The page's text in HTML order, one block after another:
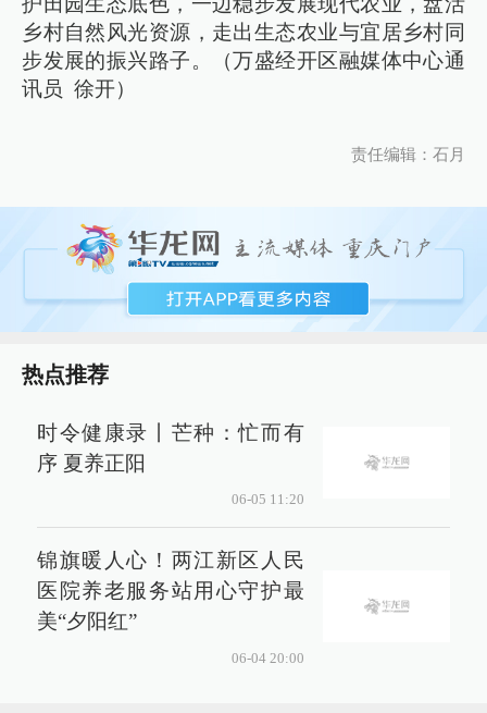
乡村自然风光资源，走出生态农业与宜居乡村同
步发展的振兴路子。（万盛经开区融媒体中心通
讯员 徐开）
责任编辑：石月
热点推荐
时令健康录丨芒种：忙而有
序 夏养正阳
06-05 11:20
锦旗暖人心！两江新区人民
医院养老服务站用心守护最
美“夕阳红”
06-04 20:00